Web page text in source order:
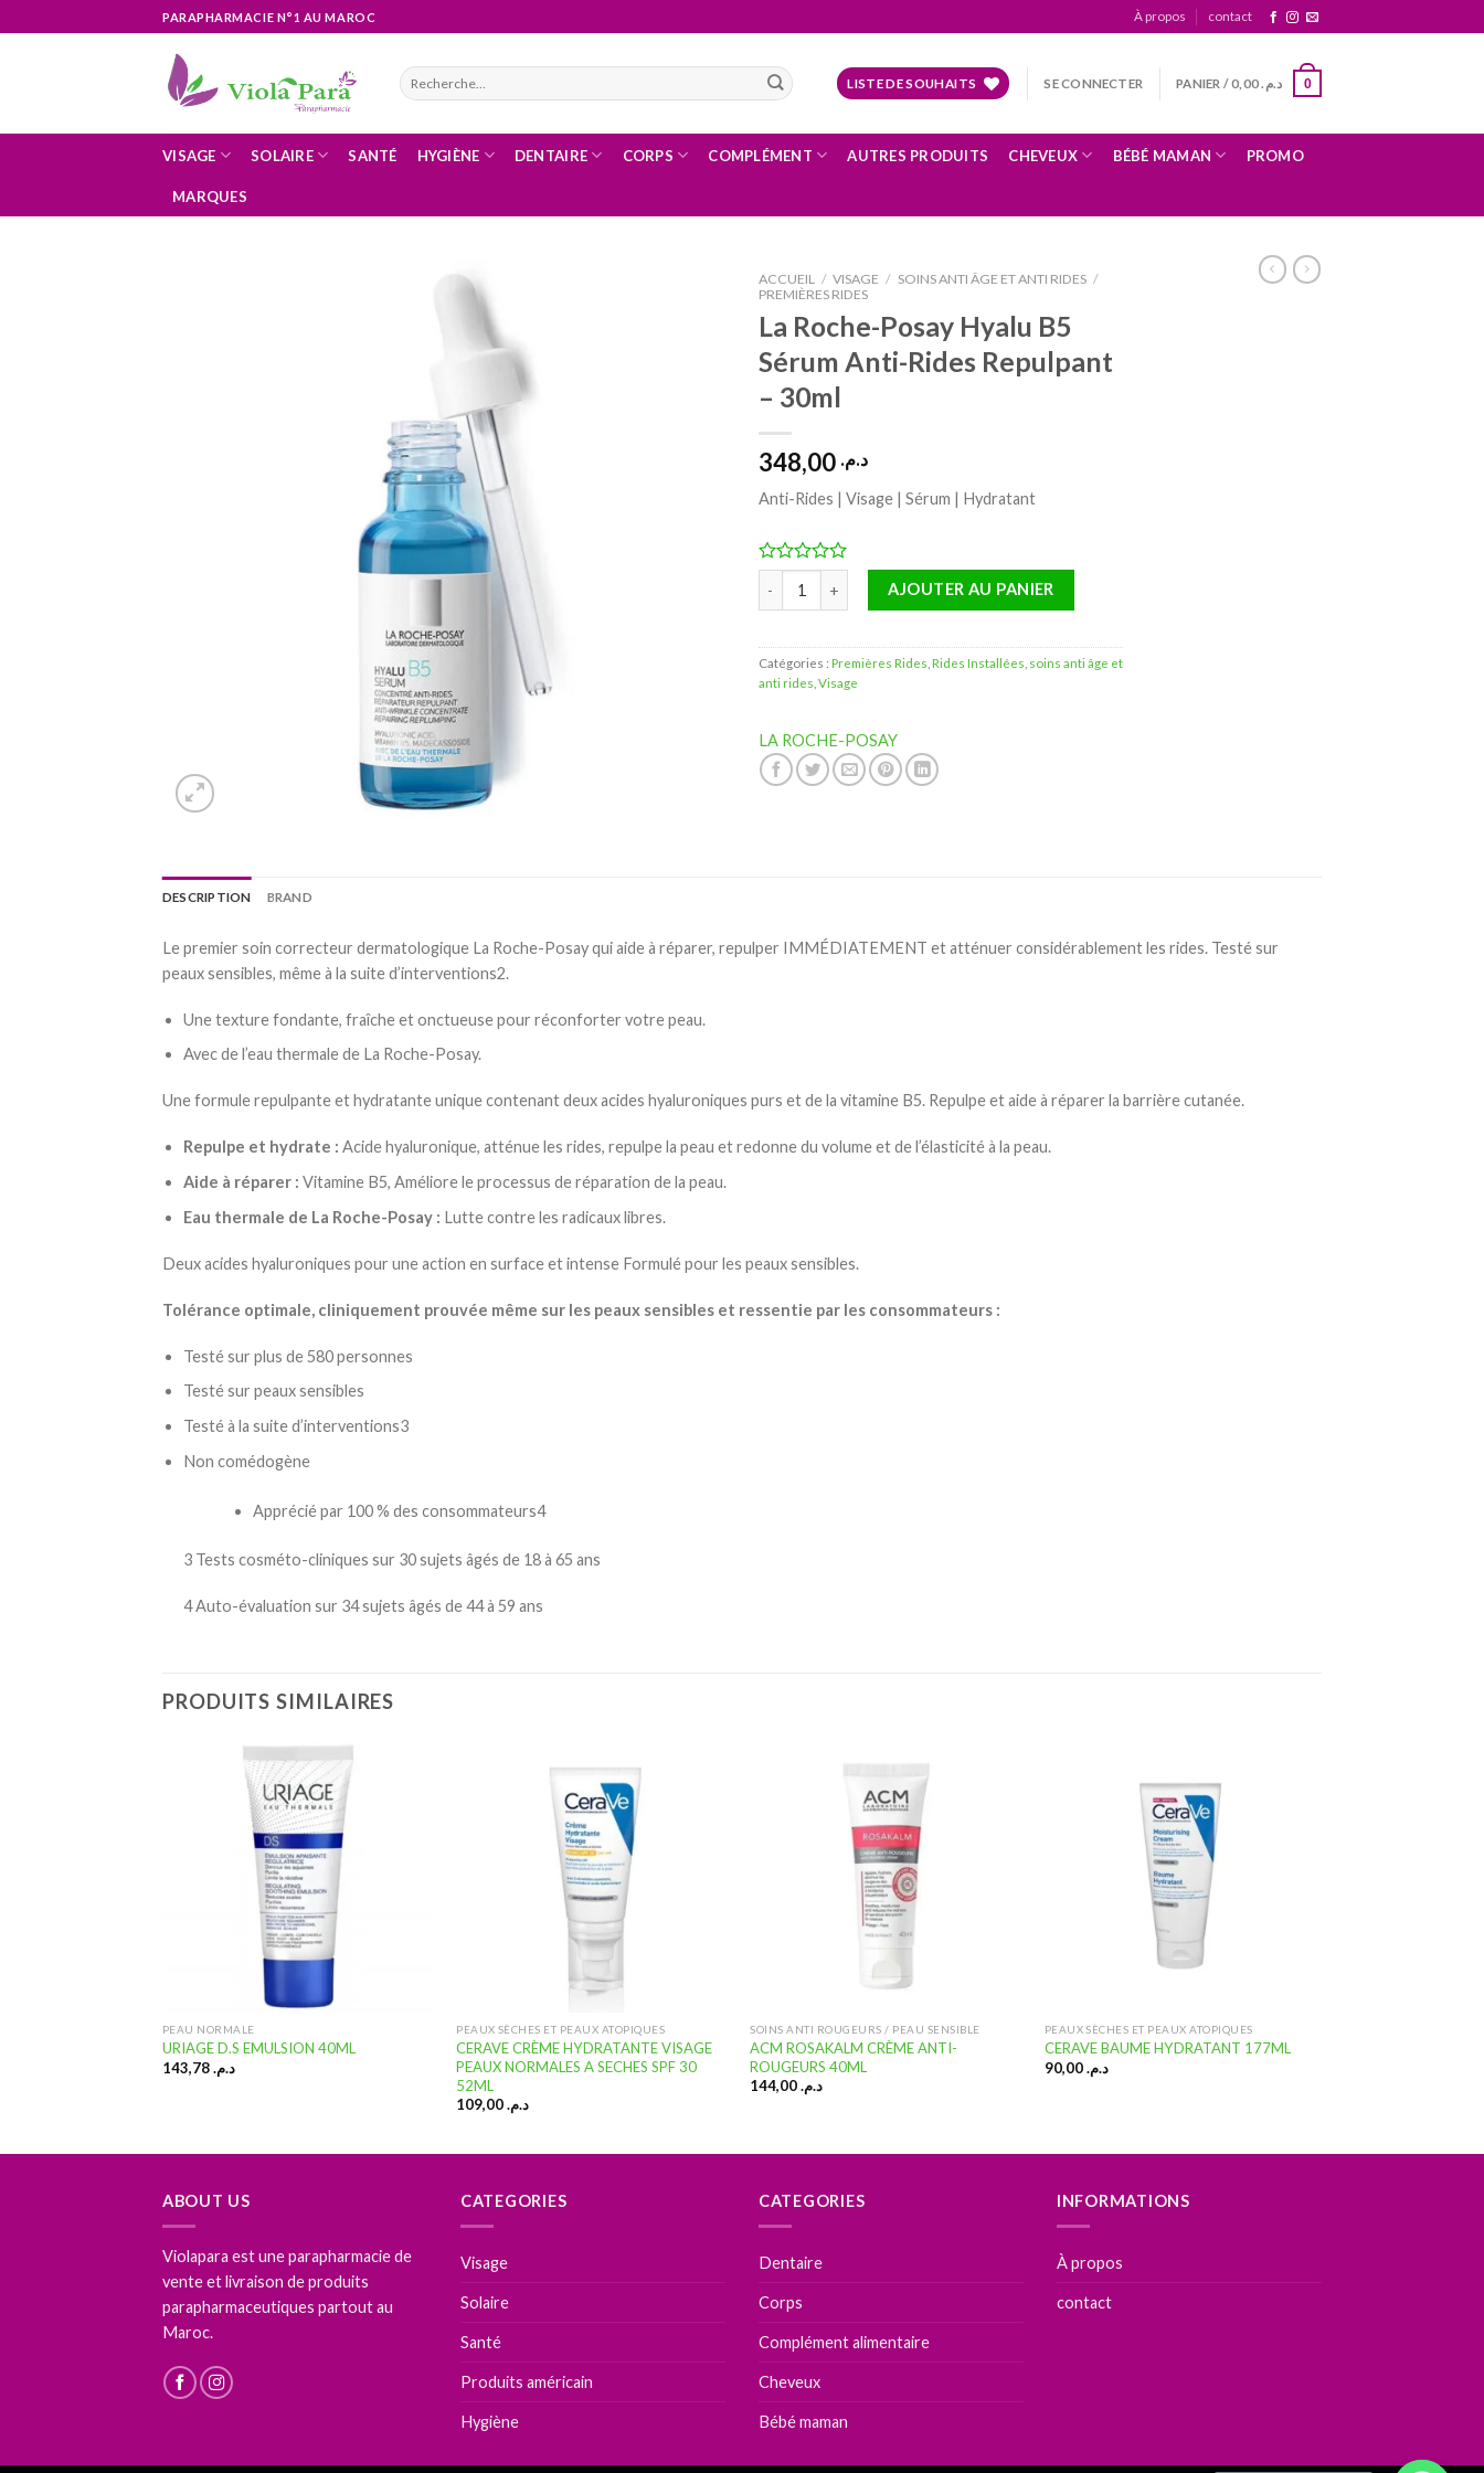
to
PARAPHARMACIE N°1 AU MAROC À propos contact
Recherche
pour :
LISTE DE SOUHAITS SE CONNECTER PANIER / د.م. 0
VISAGE SOLAIRE SANTÉ HYGIÈNE DENTAIRE CORPS COMPLÉMENT AUTRES PRODUITS CHEVEUX BÉBÉ MAMAN PROMO
MARQUES
ACCUEIL / VISAGE / SOINS ANTI ÂGE ET ANTI RIDES /
PREMIÈRES RIDES
La Roche-Posay Hyalu B5
Sérum Anti-Rides Repulpant
– 30ml
د.م.
Anti-Rides | Visage | Sérum | Hydratant
quantité de La Roche-Posay Hyalu B5 Sérum Anti-Rides Repulpant – 30ml
AJOUTER AU PANIER
Catégories : Premières Rides Rides Installées soins anti âge et
anti rides Visage
LA ROCHE-POSAY
DESCRIPTION BRAND
Le premier soin correcteur dermatologique La Roche-Posay qui aide à réparer, repulper IMMÉDIATEMENT et atténuer considérablement les rides. Testé sur
peaux sensibles, même à la suite d’interventions2.
Une texture fondante, fraîche et onctueuse pour réconforter votre peau.
Avec de l’eau thermale de La Roche-Posay.
Une formule repulpante et hydratante unique contenant deux acides hyaluroniques purs et de la vitamine B5. Repulpe et aide à réparer la barrière cutanée.
Repulpe et hydrate : Acide hyaluronique, atténue les rides, repulpe la peau et redonne du volume et de l’élasticité à la peau.
Aide à réparer : Vitamine B5, Améliore le processus de réparation de la peau.
Eau thermale de La Roche-Posay : Lutte contre les radicaux libres.
Deux acides hyaluroniques pour une action en surface et intense Formulé pour les peaux sensibles.
Tolérance optimale, cliniquement prouvée même sur les peaux sensibles et ressentie par les consommateurs :
Testé sur plus de 580 personnes
Testé sur peaux sensibles
Testé à la suite d’interventions3
Non comédogène
Apprécié par 100 % des consommateurs4
3 Tests cosméto-cliniques sur 30 sujets âgés de 18 à 65 ans
4 Auto-évaluation sur 34 sujets âgés de 44 à 59 ans
PRODUITS SIMILAIRES
PEAU NORMALE
URIAGE D.S EMULSION 40ML
د.م.143,78
PEAUX SÈCHES ET PEAUX ATOPIQUES
CERAVE CRÈME HYDRATANTE VISAGE
PEAUX NORMALES A SECHES SPF 30
52ML
د.م.109,00
SOINS ANTI ROUGEURS / PEAU SENSIBLE
ACM ROSAKALM CRÈME ANTI-
ROUGEURS 40ML
د.م.144,00
PEAUX SÈCHES ET PEAUX ATOPIQUES
CERAVE BAUME HYDRATANT 177ML
د.م.90,00
ABOUT US
Violapara est une parapharmacie de
vente et livraison de produits
parapharmaceutiques partout au
Maroc.
CATEGORIES
Visage
Solaire
Santé
Produits américain
Hygiène
CATEGORIES
Dentaire
Corps
Complément alimentaire
Cheveux
Bébé maman
INFORMATIONS
À propos
contact